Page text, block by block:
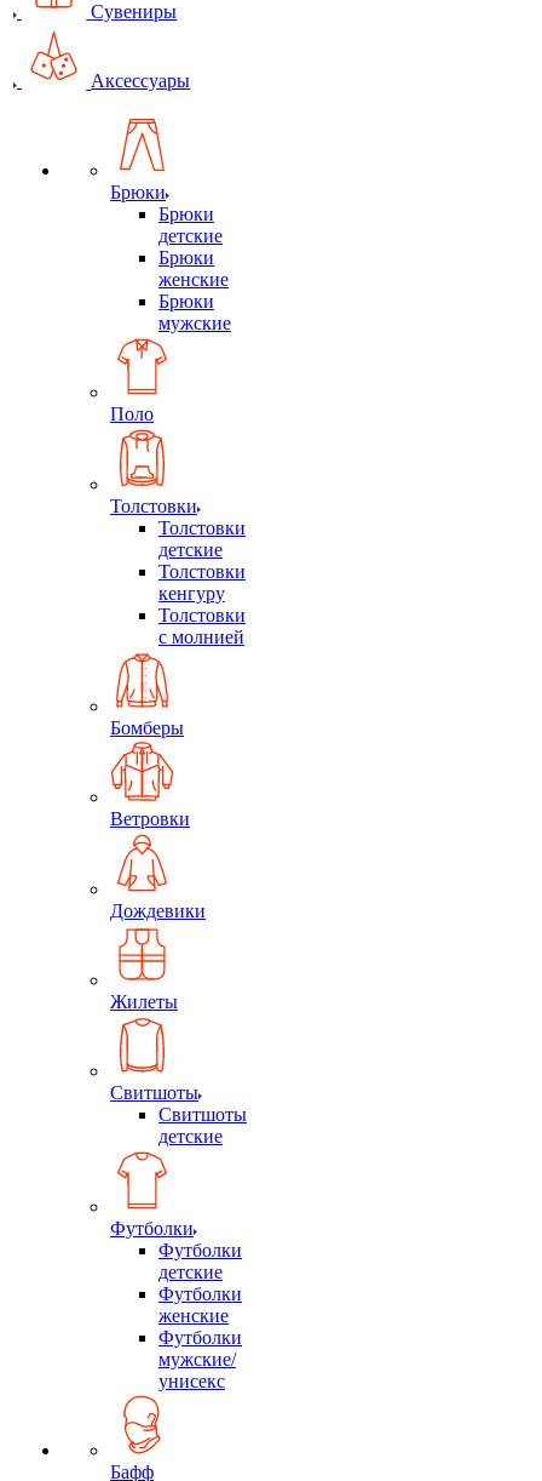
Сувениры
Аксессуары
Брюки
Брюки
детские
Брюки
женские
Брюки
мужские
Поло
Толстовки
Толстовки
детские
Толстовки
кенгуру
Толстовки
с молнией
Бомберы
Ветровки
Дождевики
Жилеты
Свитшоты
Свитшоты
детские
Футболки
Футболки
детские
Футболки
женские
Футболки
мужские/
унисекс
Бафф